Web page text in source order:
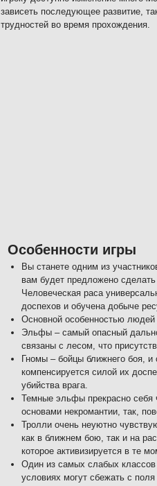
зависеть последующее развитие,
трудностей во время прохождения.
Особенности игры
Вы станете одним из
вам будет предложено
Человеческая раса
доспехов и обучена добыче
Основной особенностью
Эльфы – самый опасный
связаны с лесом, что
Гномы – бойцы ближнего боя,
компенсируется силой их
убийства врага.
Темные эльфы прекрасно себя
основами некромантии, так,
Тролли очень неуютно
как в ближнем бою, так и на
которое активизируется в те
Один из самых слабых
условиях могут сбежать с поля